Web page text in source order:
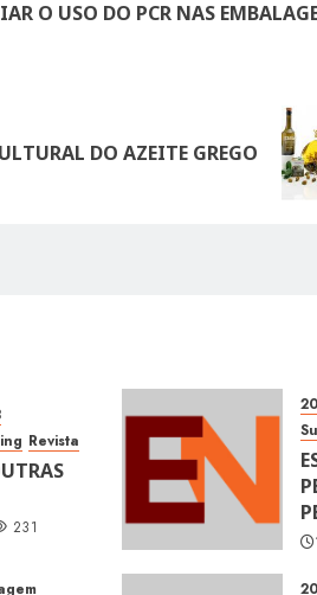
O USO DO PCR NAS
DO AZEITE GREGO
Revista
231